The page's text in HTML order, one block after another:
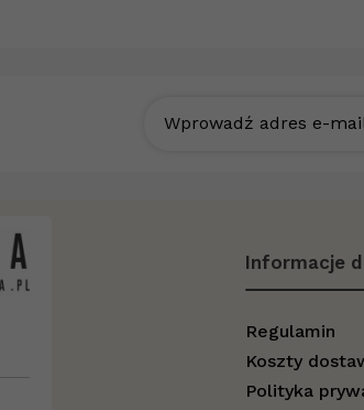
Wprowadź adres e-
Informacje
Regulamin
Koszty
Polityka